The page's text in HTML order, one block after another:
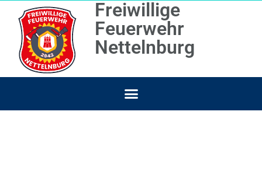
Freiwillige
Feuerwehr
Nettelnburg